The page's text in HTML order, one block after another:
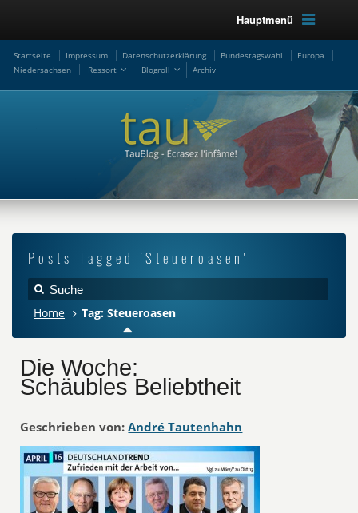
Hauptmenü
Startseite Impressum Datenschutzerklärung Bundestagswahl
Europa
Niedersachsen
Ressort Blogroll Archiv
Posts Tagged 'Steueroasen'
Home Tag: Steueroasen
Die Woche:
Schäubles Beliebtheit
Geschrieben von: André Tautenhahn